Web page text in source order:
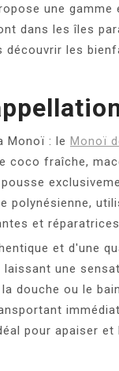
une gamme
dans les îles
découvrir les
Monoï : le Monoï
coco fraîche,
polynésienne,
et
et d'une
une
douche ou le
pour apaiser et